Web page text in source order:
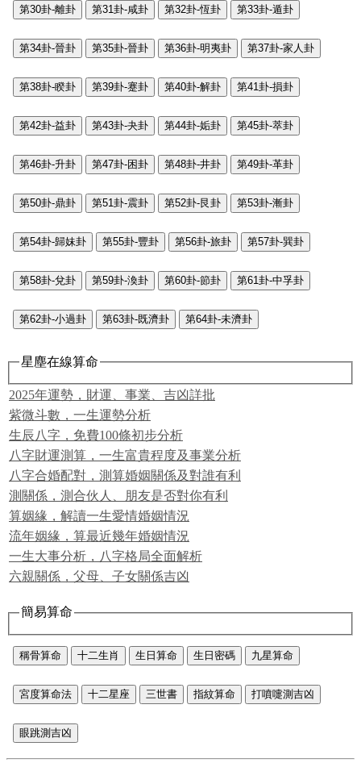
第30卦-離卦 第31卦-咸卦 第32卦-恆卦 第33卦-遁卦
第34卦-晉卦 第35卦-晉卦 第36卦-明夷卦 第37卦-家人卦
第38卦-睽卦 第39卦-蹇卦 第40卦-解卦 第41卦-損卦
第42卦-益卦 第43卦-夬卦 第44卦-姤卦 第45卦-萃卦
第46卦-升卦 第47卦-困卦 第48卦-井卦 第49卦-革卦
第50卦-鼎卦 第51卦-震卦 第52卦-艮卦 第53卦-漸卦
第54卦-歸妹卦 第55卦-豐卦 第56卦-旅卦 第57卦-巽卦
第58卦-兌卦 第59卦-渙卦 第60卦-節卦 第61卦-中孚卦
第62卦-小過卦 第63卦-既濟卦 第64卦-未濟卦
星塵在線算命
2025年運勢，財運、事業、吉凶詳批
紫微斗數，一生運勢分析
生辰八字，免費100條初步分析
八字財運測算，一生富貴程度及事業分析
八字合婚配對，測算婚姻關係及對誰有利
測關係，測合伙人、朋友是否對你有利
算姻緣，解讀一生愛情婚姻情況
流年姻緣，算最近幾年婚姻情況
一生大事分析，八字格局全面解析
六親關係，父母、子女關係吉凶
簡易算命
稱骨算命 十二生肖 生日算命 生日密碼 九星算命
宮度算命法 十二星座 三世書 指紋算命 打噴嚏測吉凶
眼跳測吉凶